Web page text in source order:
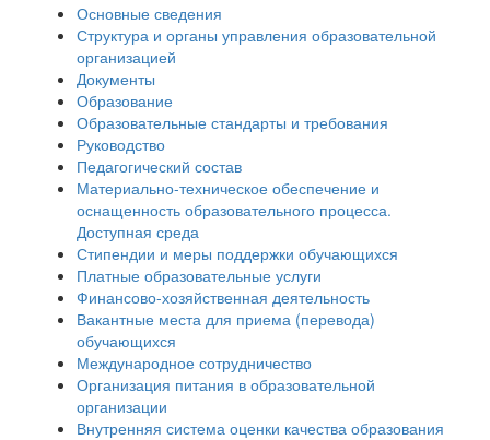
Основные сведения
Структура и органы управления образовательной
организацией
Документы
Образование
Образовательные стандарты и требования
Руководство
Педагогический состав
Материально-техническое обеспечение и
оснащенность образовательного процесса.
Доступная среда
Стипендии и меры поддержки обучающихся
Платные образовательные услуги
Финансово-хозяйственная деятельность
Вакантные места для приема (перевода)
обучающихся
Международное сотрудничество
Организация питания в образовательной
организации
Внутренняя система оценки качества образования